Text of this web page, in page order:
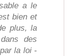
a le
bien et
plus, la
des
la loi -